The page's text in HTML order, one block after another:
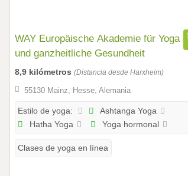
WAY Europäische Akademie für Yoga
und ganzheitliche Gesundheit
8,9 kilómetros (Distancia desde Harxheim)
55130 Mainz, Hesse, Alemania
Estilo de yoga:
Ashtanga Yoga
Hatha Yoga
Yoga hormonal
Clases de yoga en línea